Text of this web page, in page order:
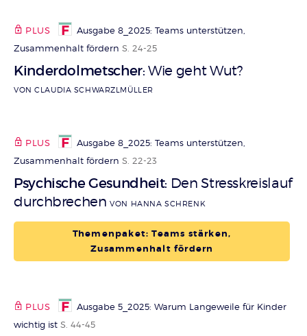
PLUS
Ausgabe 8_2025: Teams unterstützen,
Zusammenhalt fördern S. 24-25
Kinderdolmetscher:Wie geht Wut?
VON CLAUDIA SCHWARZLMÜLLER
PLUS
Ausgabe 8_2025: Teams unterstützen,
Zusammenhalt fördern S. 22-23
Psychische Gesundheit: Den Stresskreislauf
durchbrechen VON HANNA SCHRENK
Themenpaket: Teams stärken,
Zusammenhalt fördern
PLUS
Ausgabe 5_2025: Warum Langeweile für Kinder
wichtig ist S. 44-45